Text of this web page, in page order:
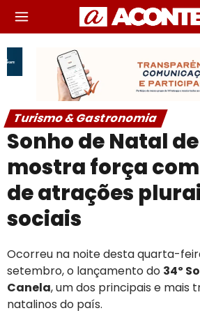
Turismo & Gastronomia
Sonho de Natal
mostra força
de atrações
sociais
Ocorreu na noite desta quarta-
setembro, o lançamento do 34º
Canela, um dos principais e mais
natalinos do país.